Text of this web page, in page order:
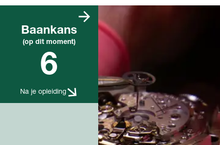
Baankans
(op dit moment)
6
Na je opleiding
vacatures die
opleiding. De
komende jaren
wordt dat
moeilijker.
beginnen een
eigen bedrijf.